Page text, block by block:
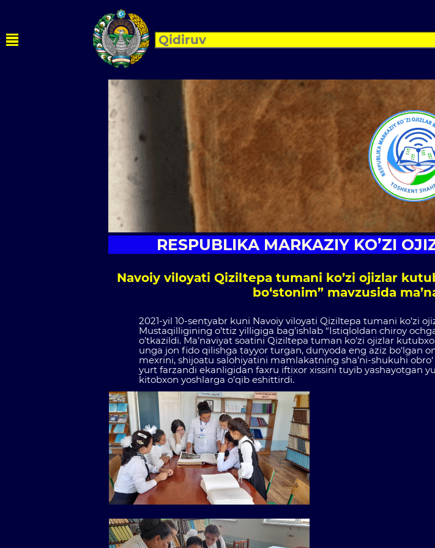
RESPUBLIKA MARKAZIY KO’ZI
Navoiy viloyati Qiziltepa tumani ko’zi ojizlar
bo‘stonim” mavzusida
2021-yil 10-sentyabr kuni Navoiy viloyati Qiziltepa tumani ko’zi
Mustaqilligining o’ttiz yilligiga bag’ishlab “Istiqloldan chiroy
o’tkazildi. Ma’naviyat soatini Qiziltepa tuman ko’zi ojizlar
unga jon fido qilishga tayyor turgan, dunyoda eng aziz bo‘lgan
mexrini, shijoatu salohiyatini mamlakatning sha’ni-shukuhi
yurt farzandi ekanligidan faxru iftixor xissini tuyib yashayotgan
kitobxon yoshlarga o’qib eshittirdi.